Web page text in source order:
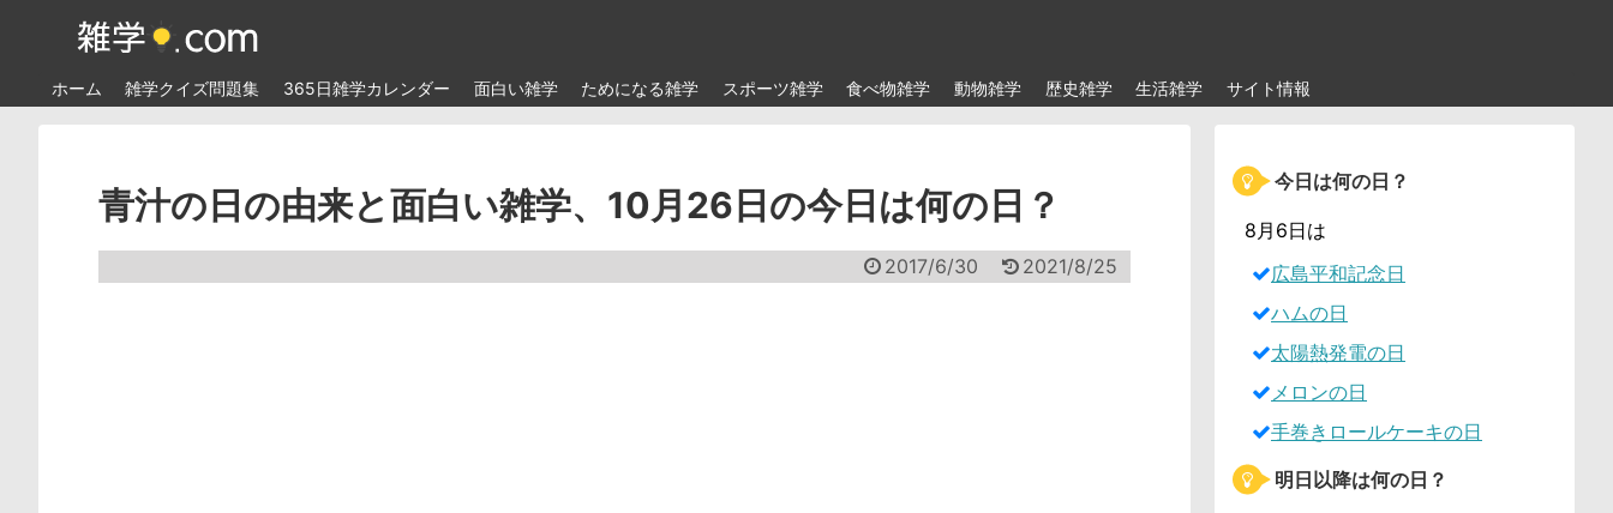
ホーム 雑学クイズ問題集 365日雑学カレンダー 面白い雑学 ためになる雑学 スポーツ雑学 食べ物雑学 動物雑学 歴史雑学 生活雑学 サイト情報
青汁の日の由来と面白い雑学、10月26日の今日は何の日？
2017/6/30 2021/8/25
今日は何の日？
8月6日は
広島平和記念日
ハムの日
太陽熱発電の日
メロンの日
手巻きロールケーキの日
明日以降は何の日？